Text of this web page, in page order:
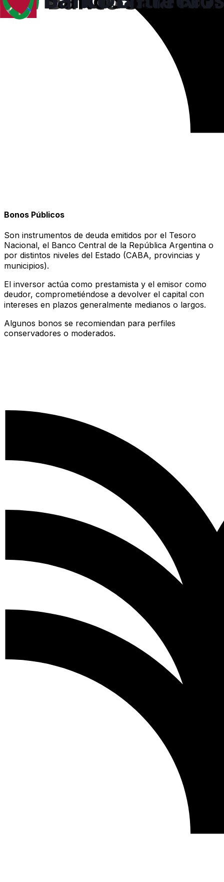
Bonos Públicos
Son instrumentos de deuda emitidos por el Tesoro
Nacional, el Banco Central de la República Argentina o
por distintos niveles del Estado (CABA, provincias y
municipios).
El inversor actúa como prestamista y el emisor como
deudor, comprometiéndose a devolver el capital con
intereses en plazos generalmente medianos o largos.
Algunos bonos se recomiendan para perfiles
conservadores o moderados.